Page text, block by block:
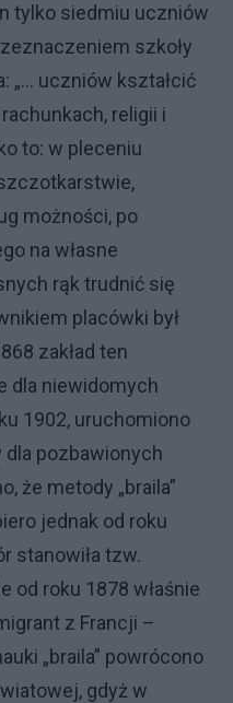
tylko siedmiu uczniów
szkoły
„… uczniów kształcić
religii i
to: w pleceniu
możności, po
na własne
rąk trudnić się
placówki był
zakład ten
dla niewidomych
1902, uruchomiono
dla pozbawionych
że metody „braila”
jednak od roku
stanowiła tzw.
od roku 1878 właśnie
z Francji –
„braila” powrócono
gdyż w